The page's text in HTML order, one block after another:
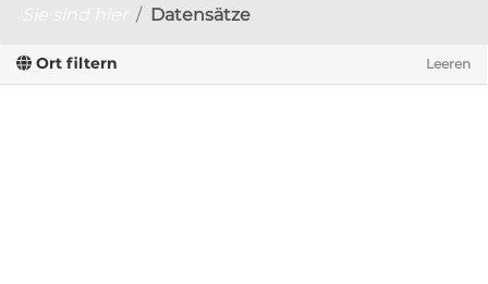
Datensätze
Ort filtern Leeren